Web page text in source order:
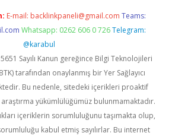
E-mail: backlinkpaneli@gmail.com Teams:
Whatsapp: 0262 606 0 726 Telegram:
@karabul
Sayılı Kanun gereğince Bilgi Teknolojileri
tarafından onaylanmış bir Yer Sağlayıcı
Bu nedenle, sitedeki içerikleri proaktif
yükümlülüğümüz bulunmamaktadır.
içeriklerin sorumluluğunu taşımakta olup,
kabul etmiş sayılırlar. Bu internet